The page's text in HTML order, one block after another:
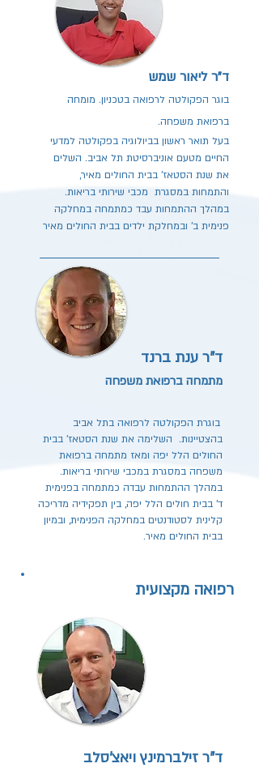
ד"ר ליאור שמש
בוגר הפקולטה לרפואה בטכניון. מומחה
ברפואת משפחה.
בעל תואר ראשון בביולוגיה בפקולטה למדעי
החיים מטעם אוניברסיטת תל אביב. השלים
את שנת הסטאז' בבית החולים מאיר,
והתמחות במסגרת מכבי שירותי בריאות.
במהלך ההתמחות עבד כמתמחה במחלקה
פנימית ב' ובמחלקת ילדים בבית החולים מאיר
ד"ר ענת ברנד
מתמחה ברפואת משפחה
בוגרת הפקולטה לרפואה בתל אביב
בהצטיינות. השלימה את שנת הסטאז' בבית
החולים הלל יפה ומאז מתמחה ברפואת
משפחה במסגרת במכבי שירותי בריאות.
במהלך ההתמחות עבדה כמתמחה בפנימית
ד' בבית חולים הלל יפה, בין תפקידיה מדריכה
קלינית לסטודנטים במחלקה הפנימית, ובמיון
בבית החולים מאיר.
רפואה מקצועית
ד"ר זילברמינץ ויאצ'סלב